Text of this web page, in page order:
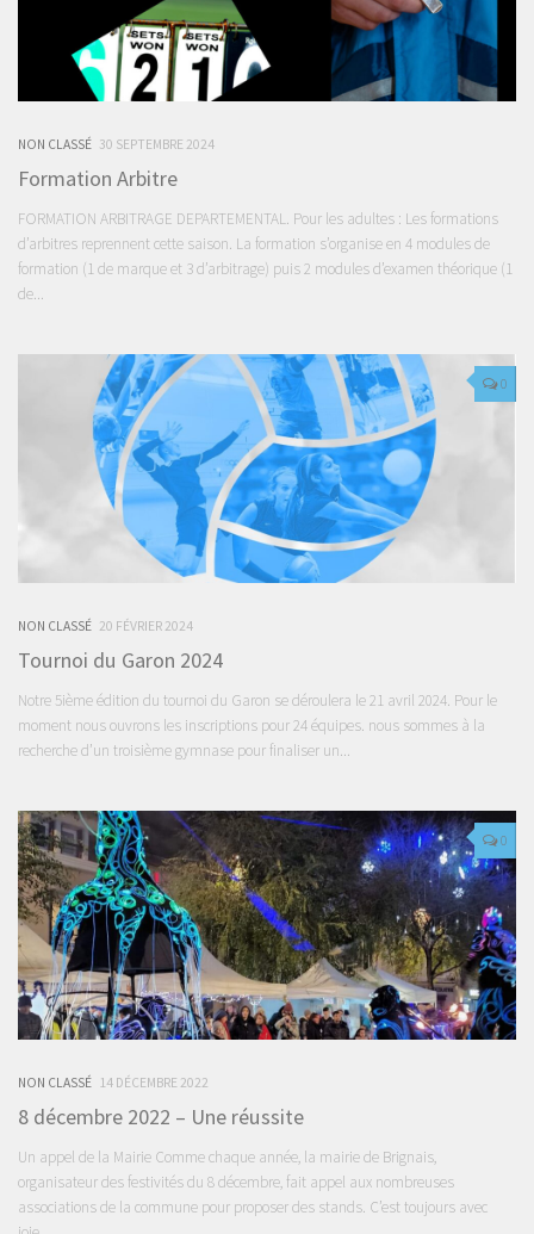
NON CLASSÉ 30 SEPTEMBRE 2024
Formation Arbitre
FORMATION ARBITRAGE DEPARTEMENTAL. Pour les adultes : Les formations
d’arbitres reprennent cette saison. La formation s’organise en 4 modules de
formation (1 de marque et 3 d’arbitrage) puis 2 modules d’examen théorique (1
de...
0
NON CLASSÉ 20 FÉVRIER 2024
Tournoi du Garon 2024
Notre 5ième édition du tournoi du Garon se déroulera le 21 avril 2024. Pour le
moment nous ouvrons les inscriptions pour 24 équipes. nous sommes à la
recherche d’un troisième gymnase pour finaliser un...
0
NON CLASSÉ 14 DÉCEMBRE 2022
8 décembre 2022 – Une réussite
Un appel de la Mairie Comme chaque année, la mairie de Brignais,
organisateur des festivités du 8 décembre, fait appel aux nombreuses
associations de la commune pour proposer des stands. C’est toujours avec